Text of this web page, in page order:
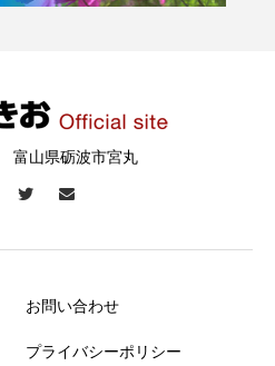
富山県砺波市宮丸
お問い合わせ
プライバシーポリシー